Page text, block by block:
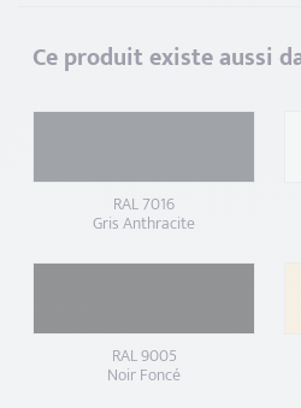
Ce produit existe aussi
RAL 7016
Gris Anthracite
RAL 9005
Noir Foncé